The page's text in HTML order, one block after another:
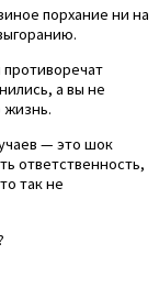
порхание ни на
а вы не
жизнь.
— это шок
ответственность,
так не